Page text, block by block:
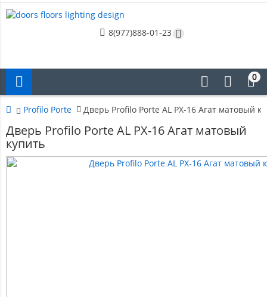
8(977)888-01-23
0
Profilo Porte Дверь Profilo Porte AL PX-16 Агат матовый
Дверь Profilo Porte AL PX-16 Агат матовый
купить